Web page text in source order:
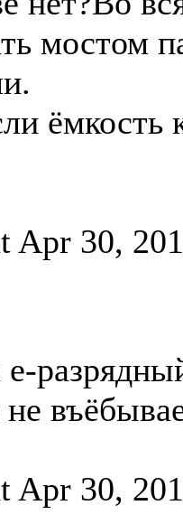
мостом
ёмкость
Apr 30,
е-
Apr 30,